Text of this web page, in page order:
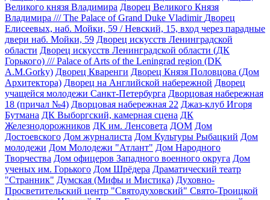
Великого князя Владимира Дворец Великого Князя
Владимира /// The Palace of Grand Duke Vladimir Дворец
Елисеевых, наб. Мойки, 59 / Невский, 15, вход через парадные
двери наб. Мойки, 59 Дворец искусств Ленинградской
области Дворец искусств Ленинградской области (ДК
Горького) /// Palace of Arts of the Leningrad region (DK
A.M.Gorky) Дворец Кваренги Дворец Князя Половцова (Дом
Архитектора) Дворец на Английской набережной Дворец
учащейся молодежи Санкт-Петербурга Дворцовая набережная
18 (причал №4) Дворцовая набережная 22 Джаз-клуб Игоря
Бутмана ДК Выборгский, камерная сцена ДК
Железнодорожников ДК им. Ленсовета ДОМ Дом
Достоевского Дом журналиста Дом Культуры Рыбацкий Дом
молодежи Дом Молодежи "Атлант" Дом Народного
Творчества Дом офицеров Западного военного округа Дом
ученых им. Горького Дом Шрёдера Драматический театр
"Странник" Думская (Мифы и Мистика) Духовно-
Просветительский центр "Святодуховский" Свято-Троицкой